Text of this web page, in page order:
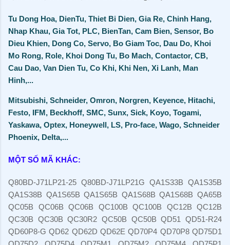
Tu Dong Hoa, DienTu, Thiet Bi Dien, Gia Re, Chinh Hang,
Nhap Khau, Gia Tot, PLC, BienTan, Cam Bien, Sensor, Bo
Dieu Khien, Dong Co, Servo, Bo Giam Toc, Dau Do, Khoi
Mo Rong, Role, Khoi Dong Tu, Bo Mach, Contactor, CB,
Cau Dao, Van Dien Tu, Co Khi, Khi Nen, Xi Lanh, Man
Hinh,...
Mitsubishi, Schneider, Omron, Norgren, Keyence, Hitachi,
Festo, IFM, Beckhoff, SMC, Sunx, Sick, Koyo, Togami,
Yaskawa, Optex, Honeywell, LS, Pro-face, Wago, Schneider
Phoenix, Delta,...
MỘT SỐ MÃ KHÁC:
Q80BD-J71LP21-25 Q80BD-J71LP21G QA1S33B QA1S35B
QA1S38B QA1S65B QA1S65B QA1S68B QA1S68B QA65B
QC05B QC06B QC06B QC100B QC100B QC12B QC12B
QC30B QC30B QC30R2 QC50B QC50B QD51 QD51-R24
QD60P8-G QD62 QD62D QD62E QD70P4 QD70P8 QD75D1